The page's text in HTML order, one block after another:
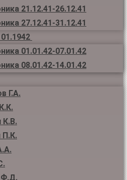
21.12.41-26.12.41
27.12.41-31.12.41
01.01.42-07.01.42
08.01.42-14.01.42
Г.А.
К.В.
П.К.
Ф.Д.